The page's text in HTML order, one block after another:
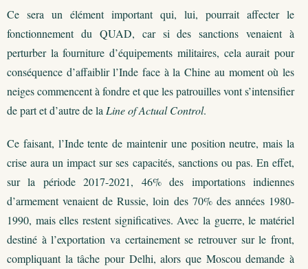
Ce sera un élément important qui, lui, pourrait affecter le
fonctionnement du QUAD, car si des sanctions venaient à
perturber la fourniture d’équipements militaires, cela aurait pour
conséquence d’affaiblir l’Inde face à la Chine au moment où les
neiges commencent à fondre et que les patrouilles vont s’intensifier
de part et d’autre de la Line of Actual Control.
Ce faisant, l’Inde tente de maintenir une position neutre, mais la
crise aura un impact sur ses capacités, sanctions ou pas. En effet,
sur la période 2017-2021, 46% des importations indiennes
d’armement venaient de Russie, loin des 70% des années 1980-
1990, mais elles restent significatives. Avec la guerre, le matériel
destiné à l’exportation va certainement se retrouver sur le front,
compliquant la tâche pour Delhi, alors que Moscou demande à